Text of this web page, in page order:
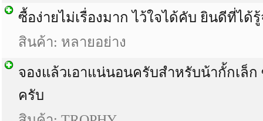
ซื้อง่ายไม่เรื่องมาก ไว้ใจได้คับ ยินดีที่ได้
สินค้า: หลายอย่าง
จองแล้วเอาแน่นอนครับสำหรับน้ากั้กเล็ก
ครับ